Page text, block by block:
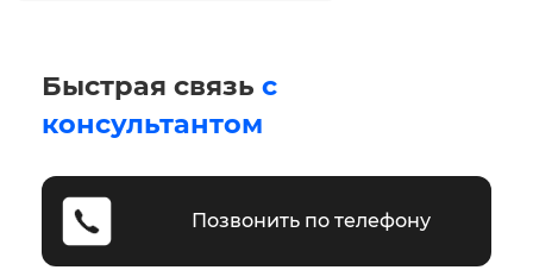
Быстрая связь с
консультантом
Позвонить по телефону